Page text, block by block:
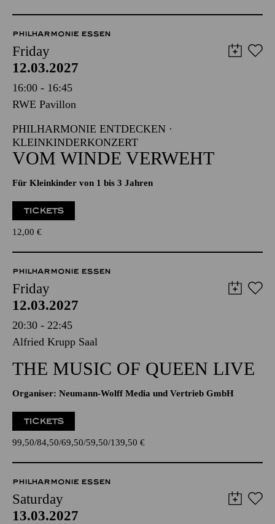
PHILHARMONIE ESSEN
Friday
12.03.2027
16:00 - 16:45
RWE Pavillon
PHILHARMONIE ENTDECKEN ·
KLEINKINDERKONZERT
VOM WINDE VERWEHT
Für Kleinkinder von 1 bis 3 Jahren
TICKETS
12,00 €
PHILHARMONIE ESSEN
Friday
12.03.2027
20:30 - 22:45
Alfried Krupp Saal
THE MUSIC OF QUEEN LIVE
Organiser: Neumann-Wolff Media und Vertrieb GmbH
TICKETS
99,50 84,50 69,50 59,50 139,50 €
PHILHARMONIE ESSEN
Saturday
13.03.2027